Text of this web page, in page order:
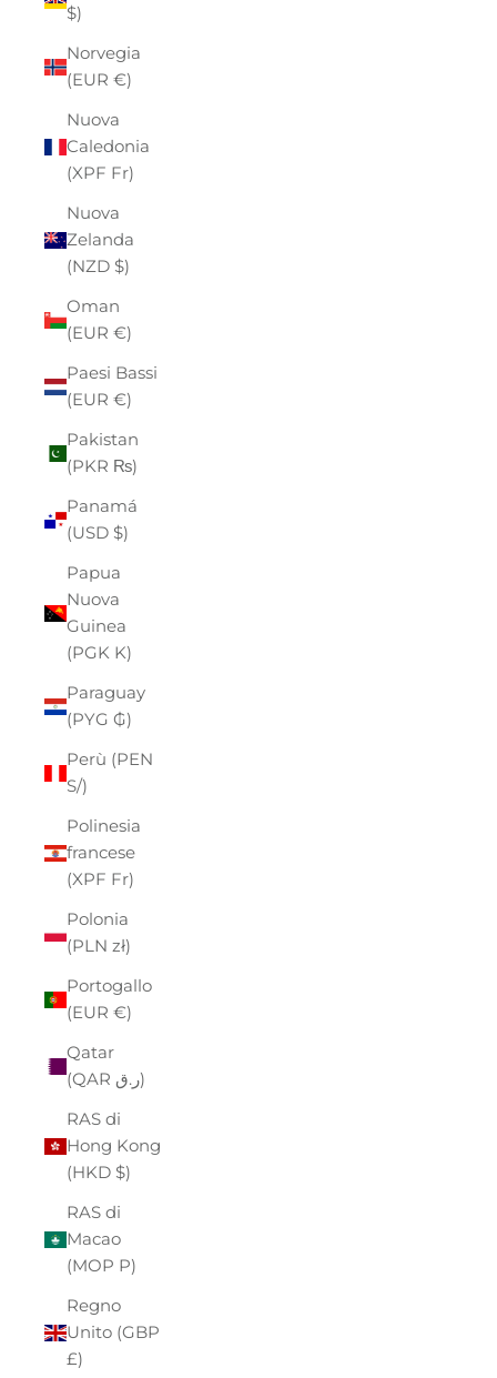
$)
Norvegia
(EUR €)
Nuova
Caledonia
(XPF Fr)
Nuova
Zelanda
(NZD $)
Oman
(EUR €)
Paesi Bassi
(EUR €)
Pakistan
(PKR ₨)
Panamá
(USD $)
Papua
Nuova
Guinea
(PGK K)
Paraguay
(PYG ₲)
Perù (PEN
S/)
Polinesia
francese
(XPF Fr)
Polonia
(PLN zł)
Portogallo
(EUR €)
Qatar
(QAR ر.ق)
RAS di
Hong Kong
(HKD $)
RAS di
Macao
(MOP P)
Regno
Unito (GBP
£)